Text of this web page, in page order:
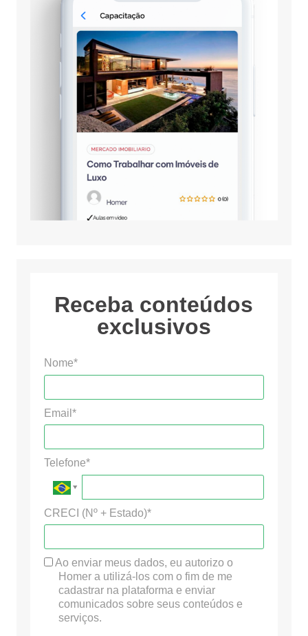
Receba conteúdos
exclusivos
Nome*
Email*
Telefone*
CRECI (Nº + Estado)*
Ao enviar meus dados, eu autorizo o
Homer a utilizá-los com o fim de me
cadastrar na plataforma e enviar
comunicados sobre seus conteúdos e
serviços.